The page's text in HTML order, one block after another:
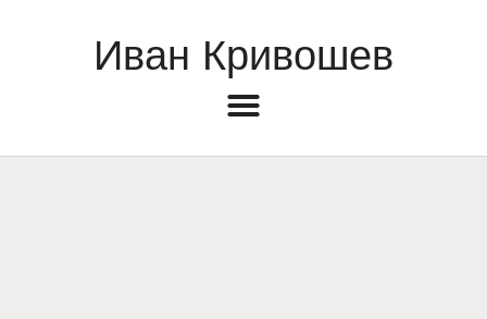
Иван Кривошев